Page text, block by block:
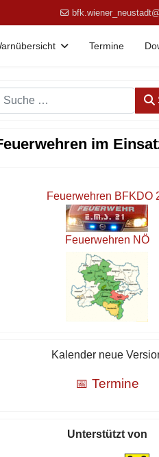
Termine
Suchen
im
Feuerwehren BFKDO
Feuerwehren NÖ
Kalender neue
📅 Termine
Unterstützt von